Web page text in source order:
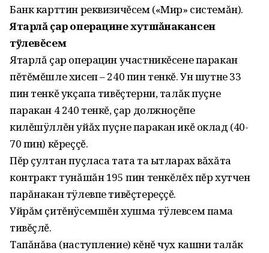
Банк карттин реквизичĕсем («Мир» системăн).
Ятарлă çар операцине хутшăнакансен
тÿлевĕсем
Ятарлă çар операцин участникĕсене паракан
пĕтĕмĕшле хисеп – 240 пин тенкĕ. Ун шутне 33
пин тенкĕ укçапа тивĕçтерни, талăк пуçне
паракан 4 240 тенкĕ, çар должноçĕпе
килĕшÿллĕн уйăх пуçне паракан икĕ оклад (40-
70 пин) кĕреççĕ.
Пĕр çултан пуçласа тата та ытларах вăхăта
контракт тунăшăн 195 пин тенкĕлĕх пĕр хутчен
парăнакан тÿлевпе тивĕçтереççĕ.
Уйрăм çитĕнÿсемшĕн хушма тÿлевсем пама
тивĕçлĕ.
Тапăнăва (наступление) кĕнĕ чух кашни талăк